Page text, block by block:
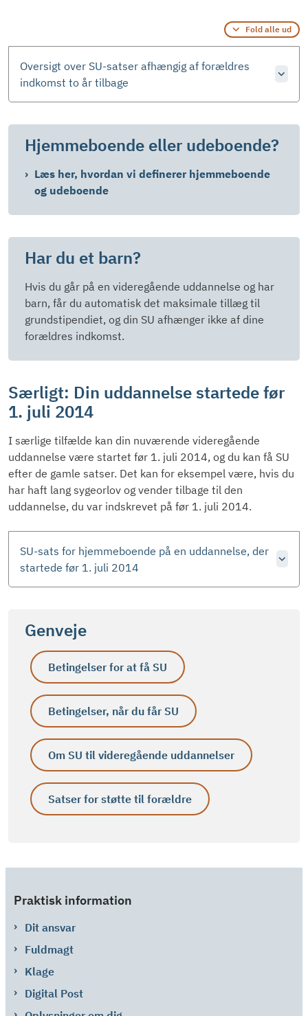
Fold alle ud
Oversigt over SU-satser afhængig af forældres
indkomst to år tilbage
Hjemmeboende eller udeboende?
Læs her, hvordan vi definerer hjemmeboende
og udeboende
Har du et barn?
Hvis du går på en videregående uddannelse og har
barn, får du automatisk det maksimale tillæg til
grundstipendiet, og din SU afhænger ikke af dine
forældres indkomst.
Særligt: Din uddannelse startede før
1. juli 2014
I særlige tilfælde kan din nuværende videregående
uddannelse være startet før 1. juli 2014, og du kan få SU
efter de gamle satser. Det kan for eksempel være, hvis du
har haft lang sygeorlov og vender tilbage til den
uddannelse, du var indskrevet på før 1. juli 2014.
SU-sats for hjemmeboende på en uddannelse, der
startede før 1. juli 2014
Genveje
Betingelser for at få SU
Betingelser, når du får SU
Om SU til videregående uddannelser
Satser for støtte til forældre
Praktisk information
Dit ansvar
Fuldmagt
Klage
Digital Post